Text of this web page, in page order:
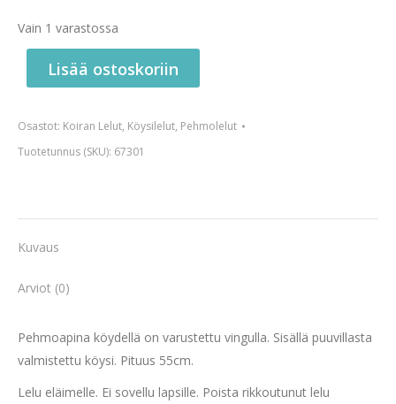
Vain 1 varastossa
Lisää ostoskoriin
Osastot: Koiran Lelut, Köysilelut, Pehmolelut
Tuotetunnus (SKU): 67301
Kuvaus
Arviot (0)
Pehmoapina köydellä on varustettu vingulla. Sisällä puuvillasta
valmistettu köysi. Pituus 55cm.
Lelu eläimelle. Ei sovellu lapsille. Poista rikkoutunut lelu